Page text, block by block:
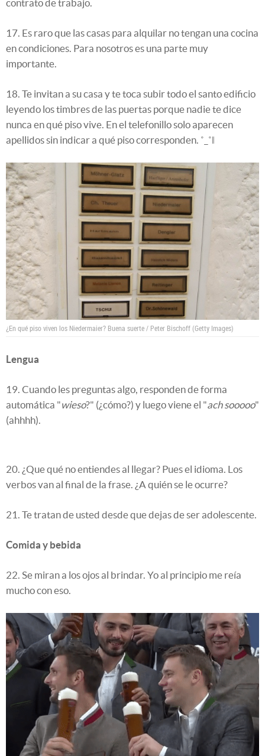
contrato de trabajo.
17. Es raro que las casas para alquilar no tengan una cocina
en condiciones. Para nosotros es una parte muy
importante.
18. Te invitan a su casa y te toca subir todo el santo edificio
leyendo los timbres de las puertas porque nadie te dice
nunca en qué piso vive. En el telefonillo solo aparecen
apellidos sin indicar a qué piso corresponden. ˚_˚‖
¿En qué piso viven los Niedermaier? Buena suerte / Peter Bischoff (Getty Images)
Lengua
19. Cuando les preguntas algo, responden de forma
automática "wieso?" (¿cómo?) y luego viene el "ach sooooo"
(ahhhh).
20. ¿Que qué no entiendes al llegar? Pues el idioma. Los
verbos van al final de la frase. ¿A quién se le ocurre?
21. Te tratan de usted desde que dejas de ser adolescente.
Comida y bebida
22. Se miran a los ojos al brindar. Yo al principio me reía
mucho con eso.